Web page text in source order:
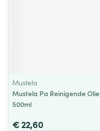
Mustela
Mustela Pa Reinigende Olie
500ml
€ 22,60